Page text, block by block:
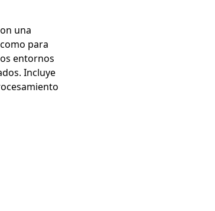
una
para
entornos
Incluye